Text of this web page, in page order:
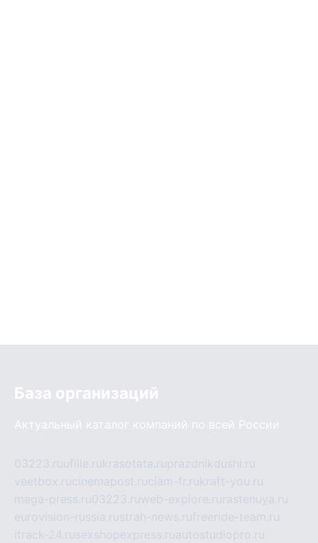
База организаций
Актуальный каталог компаний по всей России
03223.ruufille.rukrasotata.ruprazdnikdushi.ru
veetbox.rucinemapost.ruciam-fr.rukraft-you.ru
mega-press.ru03223.ruweb-explore.ru rastenuya.ru
eurovision-russia.rustrah-news.rufreeride-team.ru
itrack-24.rusexshopexpress.ruautostudiopro.ru